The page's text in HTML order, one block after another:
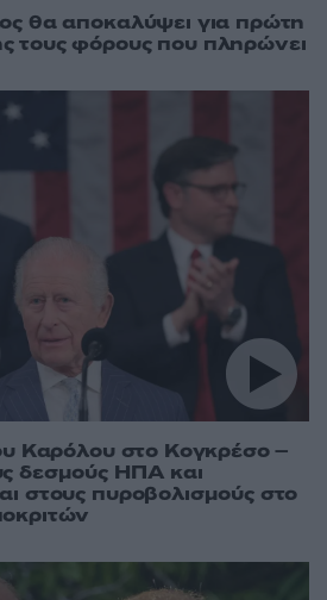
θα αποκαλύψει για πρώτη
τους φόρους που πληρώνει
Καρόλου στο Κογκρέσο –
δεσμούς ΗΠΑ και
στους πυροβολισμούς στο